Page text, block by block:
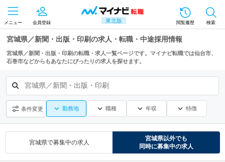
東北版
メニュー 会員登録 閲覧履歴 検索
宮城県／新聞・出版・印刷の求人・転職・中途採用情報
宮城県／新聞・出版・印刷の転職・求人一覧ページです。マイナビ転職では仙台市、
石巻市などからもあなたにぴったりの求人を探せます。
宮城県／新聞・出版・印刷
条件変更 勤務地 職種 年収 特徴
宮城県で募集中の求人
宮城県以外でも
同時に募集中の求人